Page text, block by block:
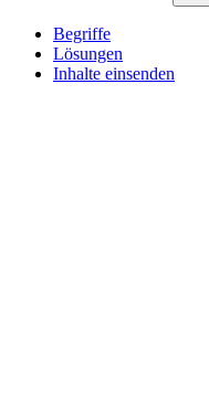
Begriffe
Lösungen
Inhalte einsenden